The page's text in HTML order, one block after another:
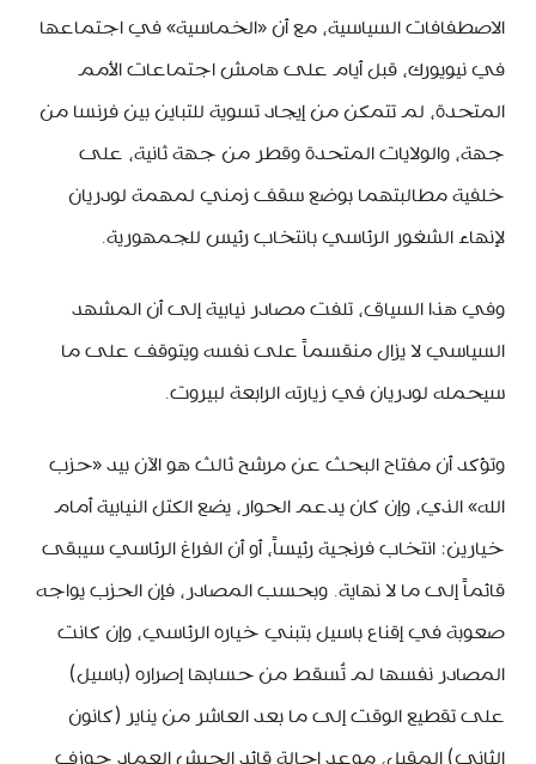
الاصطفافات السياسية، مع أن «الخماسية» في اجتماعها
في نيويورك، قبل أيام على هامش اجتماعات الأمم
المتحدة، لم تتمكن من إيجاد تسوية للتباين بين فرنسا من
جهة، والولايات المتحدة وقطر من جهة ثانية، على
خلفية مطالبتهما بوضع سقف زمني لمهمة لودريان
لإنهاء الشغور الرئاسي بانتخاب رئيس للجمهورية.
وفي هذا السياق، تلفت مصادر نيابية إلى أن المشهد
السياسي لا يزال منقسماً على نفسه ويتوقف على ما
سيحمله لودريان في زيارته الرابعة لبيروت.
وتؤكد أن مفتاح البحث عن مرشح ثالث هو الآن بيد «حزب
الله» الذي، وإن كان يدعم الحوار، يضع الكتل النيابية أمام
خيارين: انتخاب فرنجية رئيساً، أو أن الفراغ الرئاسي سيبقى
قائماً إلى ما لا نهاية. وبحسب المصادر، فإن الحزب يواجه
صعوبة في إقناع باسيل بتبني خياره الرئاسي، وإن كانت
المصادر نفسها لم تُسقط من حسابها إصراره (باسيل)
على تقطيع الوقت إلى ما بعد العاشر من يناير (كانون
الثاني) المقبل، موعد إحالة قائد الجيش العماد جوزف